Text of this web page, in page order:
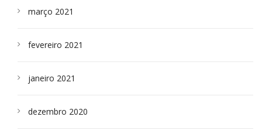
março 2021
fevereiro 2021
janeiro 2021
dezembro 2020